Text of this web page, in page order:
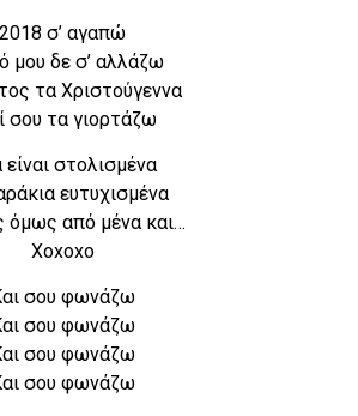
2018 σ’ αγαπώ
μου δε σ’ αλλάζω
τα Χριστούγεννα
σου τα γιορτάζω
στολισμένα
ευτυχισμένα
όμως από μένα και…
Xoxoxo
σου φωνάζω
σου φωνάζω
σου φωνάζω
σου φωνάζω